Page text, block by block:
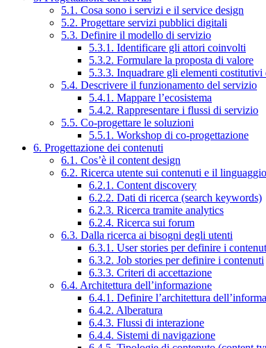
5.1. Cosa sono i servizi e il service design
5.2. Progettare servizi pubblici digitali
5.3. Definire il modello di servizio
5.3.1. Identificare gli attori coinvolti
5.3.2. Formulare la proposta di valore
5.3.3. Inquadrare gli elementi costitutivi
5.4. Descrivere il funzionamento del servizio
5.4.1. Mappare l’ecosistema
5.4.2. Rappresentare i flussi di servizio
5.5. Co-progettare le soluzioni
5.5.1. Workshop di co-progettazione
6. Progettazione dei contenuti
6.1. Cos’è il content design
6.2. Ricerca utente sui contenuti e il linguaggio
6.2.1. Content discovery
6.2.2. Dati di ricerca (search keywords)
6.2.3. Ricerca tramite analytics
6.2.4. Ricerca sui forum
6.3. Dalla ricerca ai bisogni degli utenti
6.3.1. User stories per definire i
6.3.2. Job stories per definire i contenuti
6.3.3. Criteri di accettazione
6.4. Architettura dell’informazione
6.4.1. Definire l’architettura
6.4.2. Alberatura
6.4.3. Flussi di interazione
6.4.4. Sistemi di navigazione